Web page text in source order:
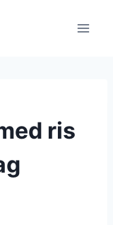
ris